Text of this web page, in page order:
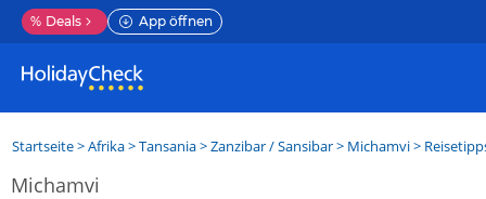
% Deals App öffnen
Startseite>Afrika>Tansania>Zanzibar / Sansibar> Michamvi>
Michamvi